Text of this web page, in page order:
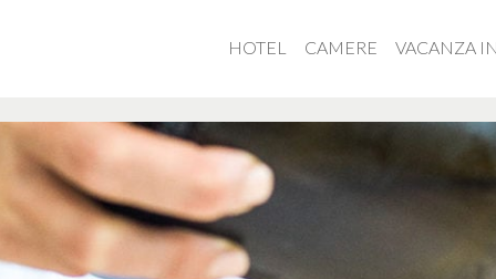
HOTEL
CAMERE VACANZA